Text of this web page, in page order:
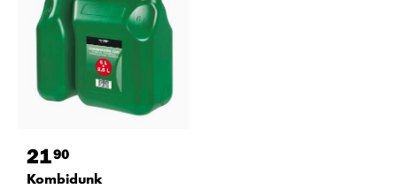
2190
Kombidunk